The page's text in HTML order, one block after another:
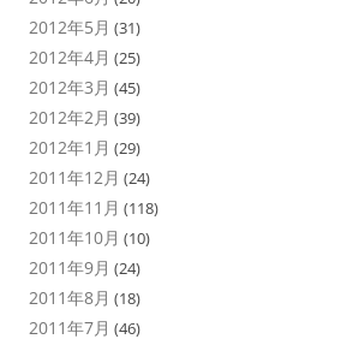
2012年5月 (31)
2012年4月 (25)
2012年3月 (45)
2012年2月 (39)
2012年1月 (29)
2011年12月 (24)
2011年11月 (118)
2011年10月 (10)
2011年9月 (24)
2011年8月 (18)
2011年7月 (46)